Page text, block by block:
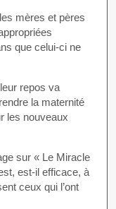
mères et pères
que celui-ci ne
repos va
la maternité
les nouveaux
sur « Le Miracle
est-il efficace, à
ceux qui l’ont